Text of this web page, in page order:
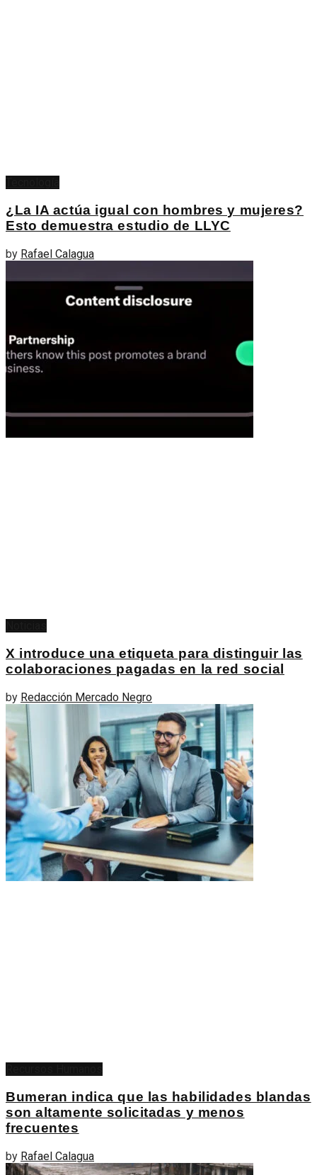
¿La IA actúa igual con hombres y mujeres?
Esto demuestra estudio de LLYC
by Rafael Calagua
X introduce una etiqueta para distinguir las
colaboraciones pagadas en la red social
by Redacción Mercado Negro
Bumeran indica que las habilidades blandas
son altamente solicitadas y menos
frecuentes
by Rafael Calagua